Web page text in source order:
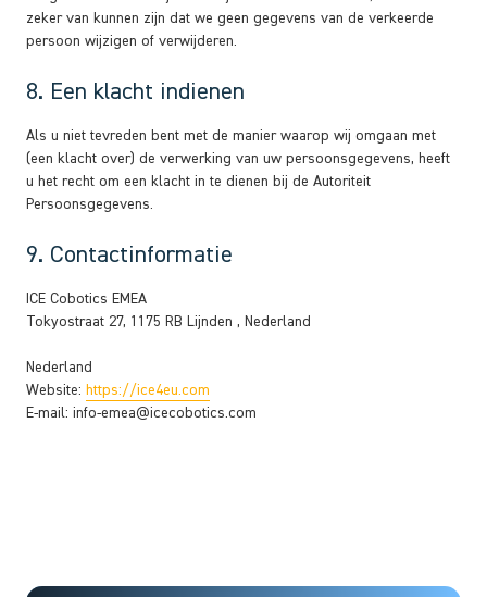
zeker van kunnen zijn dat we geen gegevens van de verkeerde
persoon wijzigen of verwijderen.
8. Een klacht indienen
Als u niet tevreden bent met de manier waarop wij omgaan met
(een klacht over) de verwerking van uw persoonsgegevens, heeft
u het recht om een klacht in te dienen bij de Autoriteit
Persoonsgegevens.
9. Contactinformatie
ICE Cobotics EMEA
Tokyostraat 27, 1175 RB Lijnden , Nederland
Nederland
Website: https://ice4eu.com
E-mail: info-emea@icecobotics.com